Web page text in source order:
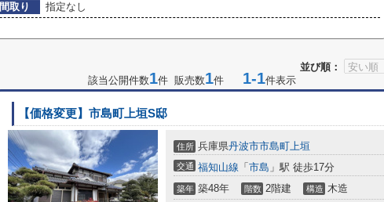
間取り
指定なし
並び順：
該当公開件数1件 販売数1件 1-1件表示
【価格変更】市島町上垣S邸
住所 兵庫県丹波市市島町上垣
交通 福知山線 「 市島 」駅 徒歩17分
築年 築48年 階数 2階建 構造 木造